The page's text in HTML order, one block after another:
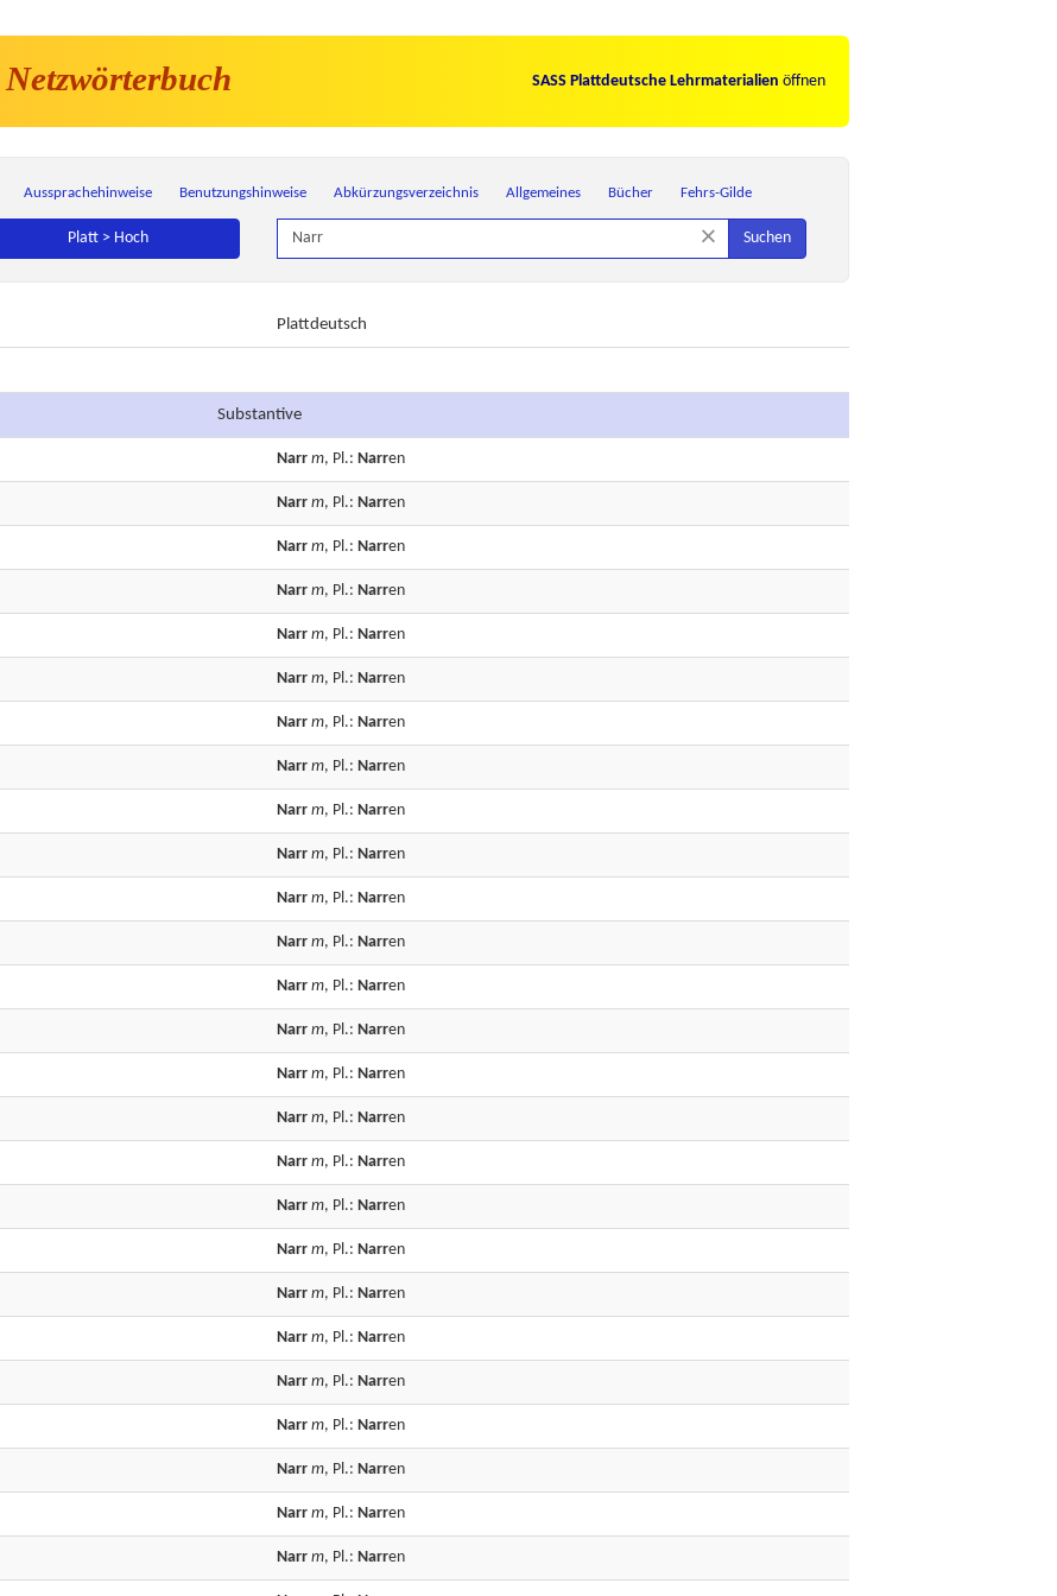
Netzwörterbuch SASS Plattdeutsche Lehrmaterialien öffnen
Aussprachehinweise Benutzungshinweise Abkürzungsverzeichnis Allgemeines Bücher Fehrs-Gilde
Platt > Hoch × Suchen
Plattdeutsch
Substantive
Narr m, Pl.: Narren
Narr m, Pl.: Narren
Narr m, Pl.: Narren
Narr m, Pl.: Narren
Narr m, Pl.: Narren
Narr m, Pl.: Narren
Narr m, Pl.: Narren
Narr m, Pl.: Narren
Narr m, Pl.: Narren
Narr m, Pl.: Narren
Narr m, Pl.: Narren
Narr m, Pl.: Narren
Narr m, Pl.: Narren
Narr m, Pl.: Narren
Narr m, Pl.: Narren
Narr m, Pl.: Narren
Narr m, Pl.: Narren
Narr m, Pl.: Narren
Narr m, Pl.: Narren
Narr m, Pl.: Narren
Narr m, Pl.: Narren
Narr m, Pl.: Narren
Narr m, Pl.: Narren
Narr m, Pl.: Narren
Narr m, Pl.: Narren
Narr m, Pl.: Narren